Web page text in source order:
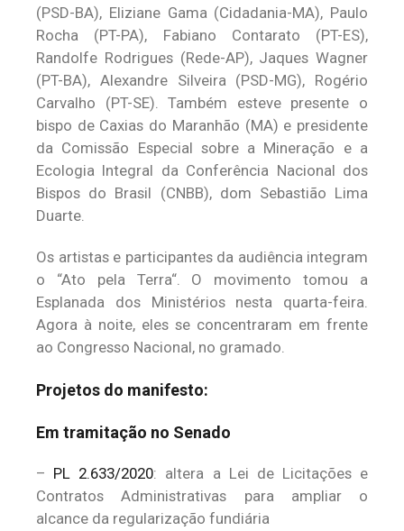
(PSD-BA), Eliziane Gama (Cidadania-MA), Paulo
Rocha (PT-PA), Fabiano Contarato (PT-ES),
Randolfe Rodrigues (Rede-AP), Jaques Wagner
(PT-BA), Alexandre Silveira (PSD-MG), Rogério
Carvalho (PT-SE). Também esteve presente o
bispo de Caxias do Maranhão (MA) e presidente
da Comissão Especial sobre a Mineração e a
Ecologia Integral da Conferência Nacional dos
Bispos do Brasil (CNBB), dom Sebastião Lima
Duarte.
Os artistas e participantes da audiência integram
o “Ato pela Terra“. O movimento tomou a
Esplanada dos Ministérios nesta quarta-feira.
Agora à noite, eles se concentraram em frente
ao Congresso Nacional, no gramado.
Projetos do manifesto:
Em tramitação no Senado
– PL 2.633/2020: altera a Lei de Licitações e
Contratos Administrativas para ampliar o
alcance da regularização fundiária